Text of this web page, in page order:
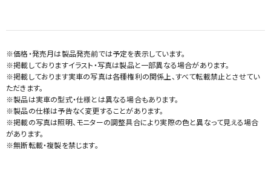
※価格・発売月は製品発売前では予定を表示しています。
※掲載しておりますイラスト・写真は製品と一部異なる場合があります。
※掲載しております実車の写真は各種権利の関係上、すべて転載禁止とさせてい
ただきます。
※製品は実車の型式・仕様とは異なる場合もあります。
※製品の仕様は予告なく変更することがあります。
※掲載の写真は照明、モニターの調整具合により実際の色と異なって見える場合
があります。
※無断転載・複製を禁じます。